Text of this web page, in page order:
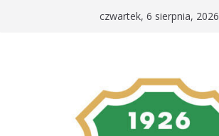
czwartek, 6 sierpnia, 2026